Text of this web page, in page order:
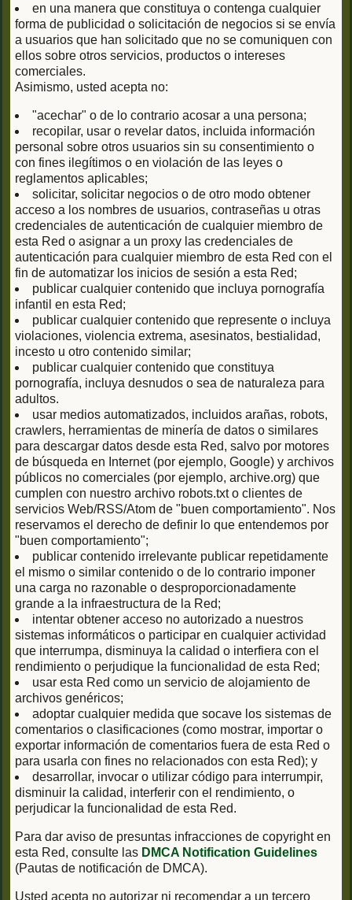
en una manera que constituya o contenga cualquier
forma de publicidad o solicitación de negocios si se envía
a usuarios que han solicitado que no se comuniquen con
ellos sobre otros servicios, productos o intereses
comerciales.
Asimismo, usted acepta no:
"acechar" o de lo contrario acosar a una persona;
recopilar, usar o revelar datos, incluida información
personal sobre otros usuarios sin su consentimiento o
con fines ilegítimos o en violación de las leyes o
reglamentos aplicables;
solicitar, solicitar negocios o de otro modo obtener
acceso a los nombres de usuarios, contraseñas u otras
credenciales de autenticación de cualquier miembro de
esta Red o asignar a un proxy las credenciales de
autenticación para cualquier miembro de esta Red con el
fin de automatizar los inicios de sesión a esta Red;
publicar cualquier contenido que incluya pornografía
infantil en esta Red;
publicar cualquier contenido que represente o incluya
violaciones, violencia extrema, asesinatos, bestialidad,
incesto u otro contenido similar;
publicar cualquier contenido que constituya
pornografía, incluya desnudos o sea de naturaleza para
adultos.
usar medios automatizados, incluidos arañas, robots,
crawlers, herramientas de minería de datos o similares
para descargar datos desde esta Red, salvo por motores
de búsqueda en Internet (por ejemplo, Google) y archivos
públicos no comerciales (por ejemplo, archive.org) que
cumplen con nuestro archivo robots.txt o clientes de
servicios Web/RSS/Atom de "buen comportamiento". Nos
reservamos el derecho de definir lo que entendemos por
"buen comportamiento";
publicar contenido irrelevante publicar repetidamente
el mismo o similar contenido o de lo contrario imponer
una carga no razonable o desproporcionadamente
grande a la infraestructura de la Red;
intentar obtener acceso no autorizado a nuestros
sistemas informáticos o participar en cualquier actividad
que interrumpa, disminuya la calidad o interfiera con el
rendimiento o perjudique la funcionalidad de esta Red;
usar esta Red como un servicio de alojamiento de
archivos genéricos;
adoptar cualquier medida que socave los sistemas de
comentarios o clasificaciones (como mostrar, importar o
exportar información de comentarios fuera de esta Red o
para usarla con fines no relacionados con esta Red); y
desarrollar, invocar o utilizar código para interrumpir,
disminuir la calidad, interferir con el rendimiento, o
perjudicar la funcionalidad de esta Red.
Para dar aviso de presuntas infracciones de copyright en
esta Red, consulte las DMCA Notification Guidelines
(Pautas de notificación de DMCA).
Usted acepta no autorizar ni recomendar a un tercero